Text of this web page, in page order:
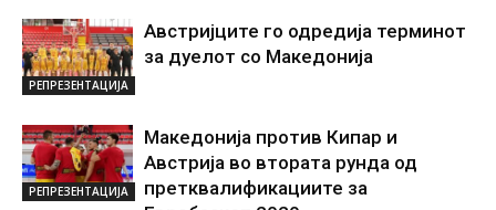
РЕПРЕЗЕНТАЦИЈА
Австријците го одредија терминот
за дуелот со Македонија
РЕПРЕЗЕНТАЦИЈА
Македонија против Кипар и
Австрија во втората рунда од
претквалификациите за